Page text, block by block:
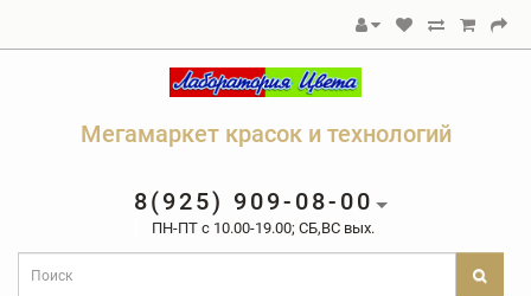
Мегамаркет красок и технологий
8(925) 909-08-00
ПН-ПТ c 10.00-19.00; СБ,ВС вых.